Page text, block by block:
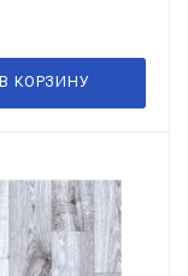
В КОРЗИНУ